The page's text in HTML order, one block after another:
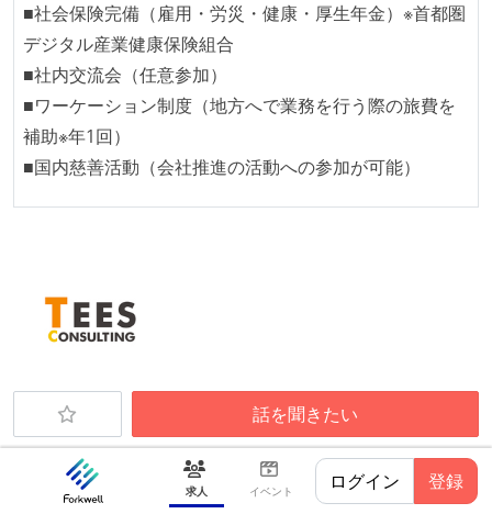
求人 イベント ログイン 登録
■社会保険完備（雇用・労災・健康・厚生年金）※首都圏
デジタル産業健康保険組合
■社内交流会（任意参加）
■ワーケーション制度（地方へで業務を行う際の旅費を
補助※年1回）
■国内慈善活動（会社推進の活動への参加が可能）
株式会社ティーズコンサルティング
株式会社ティーズコンサルティングってどんな
会社？
話を聞きたい